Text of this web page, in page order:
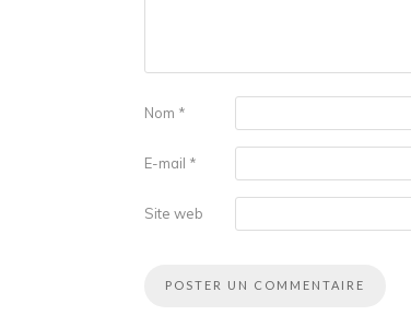
Nom *
E-mail *
Site web